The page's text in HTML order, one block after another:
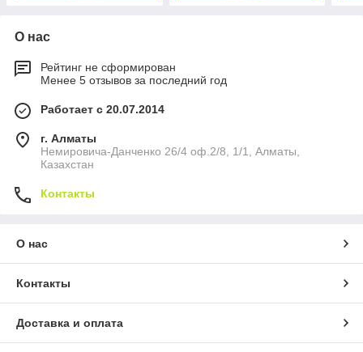
О нас
Рейтинг не сформирован
Менее 5 отзывов за последний год
Работает с 20.07.2014
г. Алматы
Немировича-Данченко 26/4 оф.2/8, 1/1, Алматы,
Казахстан
Контакты
О нас
Контакты
Доставка и оплата